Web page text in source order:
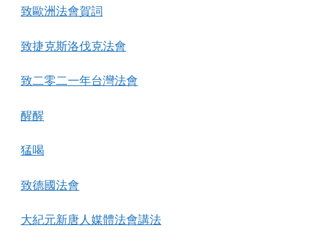
致歐洲法會賀詞
致捷克斯洛伐克法會
致二零二一年台灣法會
醒醒
猛喝
致德國法會
大紀元新唐人媒體法會講法